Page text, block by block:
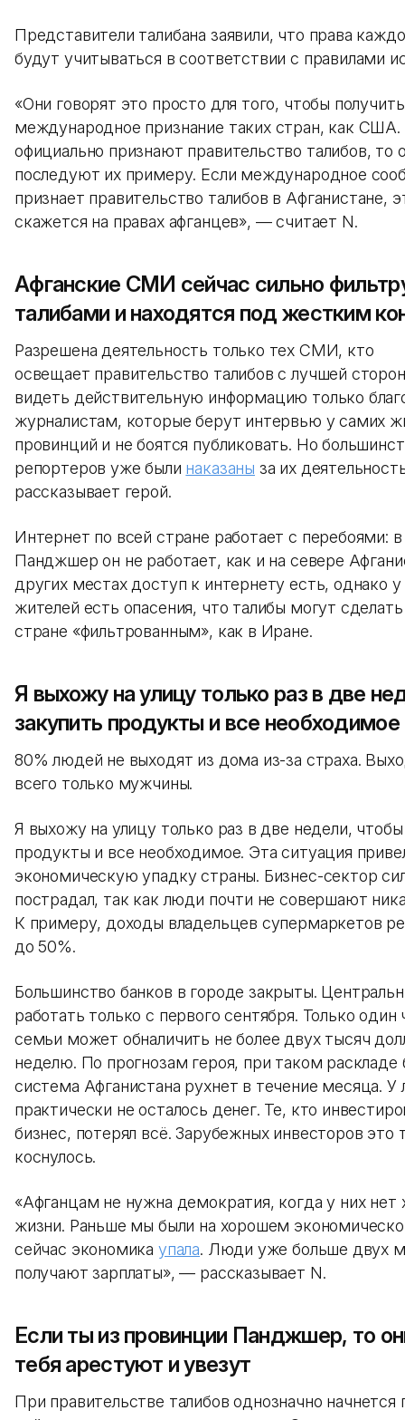
Представители талибана заявили, что права
будут учитываться в соответствии с правилами
«Они говорят это просто для того, чтобы получить
международное признание таких стран, как
официально признают правительство талибов, то
последуют их примеру. Если международное
признает правительство талибов в Афганистане,
скажется на правах афганцев», — считает N.
Афганские СМИ сейчас сильно
талибами и находятся под жестким
Разрешена деятельность только тех СМИ, кто
освещает правительство талибов с лучшей
видеть действительную информацию только
журналистам, которые берут интервью у самих
провинций и не боятся публиковать. Но
репортеров уже были наказаны за их
рассказывает герой.
Интернет по всей стране работает с перебоями:
Панджшер он не работает, как и на севере
других местах доступ к интернету есть, однако
жителей есть опасения, что талибы могут
стране «фильтрованным», как в Иране.
Я выхожу на улицу только раз в две
закупить продукты и все необходимое
80% людей не выходят из дома из-за страха.
всего только мужчины.
Я выхожу на улицу только раз в две недели, чтобы
продукты и все необходимое. Эта ситуация
экономическую упадку страны. Бизнес-сектор
пострадал, так как люди почти не совершают
К примеру, доходы владельцев супермаркетов
до 50%.
Большинство банков в городе закрыты.
работать только с первого сентября. Только один
семьи может обналичить не более двух тысяч
неделю. По прогнозам героя, при таком раскладе
система Афганистана рухнет в течение месяца. У
практически не осталось денег. Те, кто
бизнес, потерял всё. Зарубежных инвесторов это
коснулось.
«Афганцам не нужна демократия, когда у них нет
жизни. Раньше мы были на хорошем
сейчас экономика упала. Люди уже больше двух
получают зарплаты», — рассказывает N.
Если ты из провинции Панджшер, то
тебя арестуют и увезут
При правительстве талибов однозначно начнется